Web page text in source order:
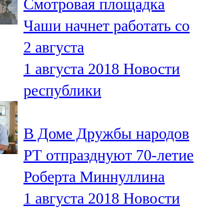
Смотровая площадка
Чаши начнет работать со
2 августа
1 августа 2018 Новости
республики
В Доме Дружбы народов
РТ отпразднуют 70-летие
Роберта Миннуллина
1 августа 2018 Новости